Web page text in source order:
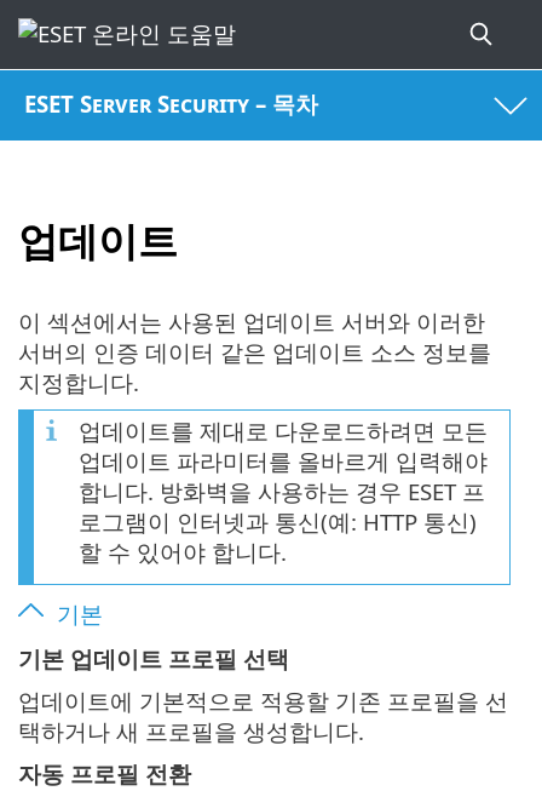
ESET Server Security – 목차
업데이트
이 섹션에서는 사용된 업데이트 서버와 이러한
서버의 인증 데이터 같은 업데이트 소스 정보를
지정합니다.
업데이트를 제대로 다운로드하려면 모든
업데이트 파라미터를 올바르게 입력해야
합니다. 방화벽을 사용하는 경우 ESET 프
로그램이 인터넷과 통신(예: HTTP 통신)
할 수 있어야 합니다.
기본
기본 업데이트 프로필 선택
업데이트에 기본적으로 적용할 기존 프로필을 선
택하거나 새 프로필을 생성합니다.
자동 프로필 전환